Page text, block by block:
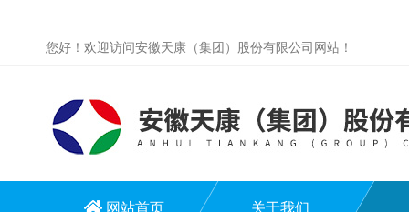
您好！欢迎访问安徽天康（集团）股份有限公司网站！
网站首页 关于我们